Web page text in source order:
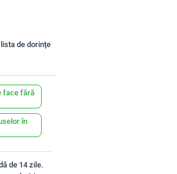
de dorințe
face fără
în
de 14 zile.